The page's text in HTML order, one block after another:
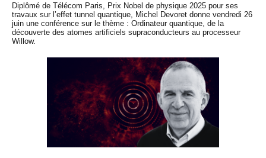
Diplômé de Télécom Paris, Prix Nobel de physique 2025 pour ses
travaux sur l’effet tunnel quantique, Michel Devoret donne vendredi 26
juin une conférence sur le thème : Ordinateur quantique, de la
découverte des atomes artificiels supraconducteurs au processeur
Willow.